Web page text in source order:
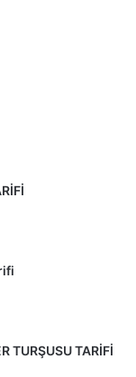
TURŞUSU TARİFİ